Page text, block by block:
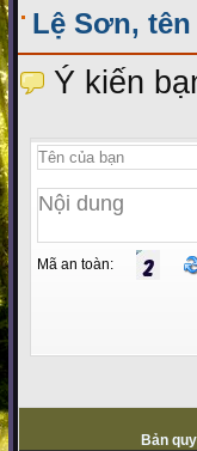
Lệ Sơn,
Ý kiến
Mã an toàn:
Bản